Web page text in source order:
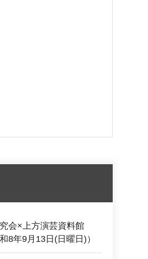
究会×上方演芸資料館
8年9月13日(日曜日)）